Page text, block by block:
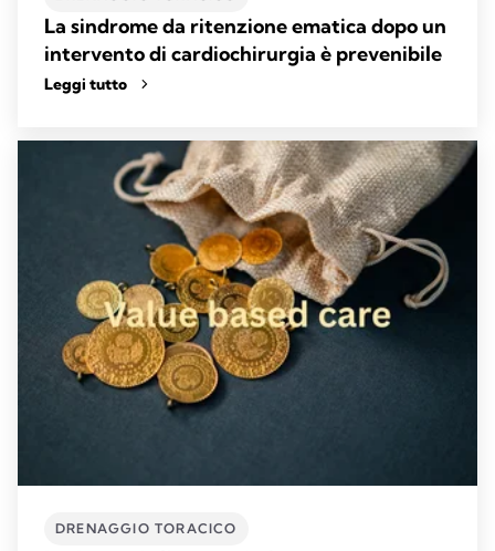
La sindrome da ritenzione ematica dopo un
intervento di cardiochirurgia è prevenibile
Leggi tutto
DRENAGGIO TORACICO